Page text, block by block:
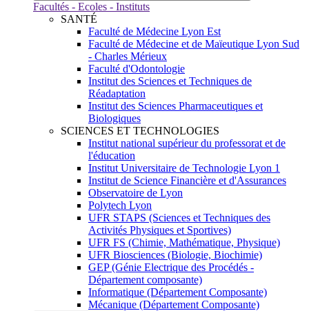
Facultés - Ecoles - Instituts
SANTÉ
Faculté de Médecine Lyon Est
Faculté de Médecine et de Maïeutique Lyon Sud
- Charles Mérieux
Faculté d'Odontologie
Institut des Sciences et Techniques de
Réadaptation
Institut des Sciences Pharmaceutiques et
Biologiques
SCIENCES ET TECHNOLOGIES
Institut national supérieur du professorat et de
l'éducation
Institut Universitaire de Technologie Lyon 1
Institut de Science Financière et d'Assurances
Observatoire de Lyon
Polytech Lyon
UFR STAPS (Sciences et Techniques des
Activités Physiques et Sportives)
UFR FS (Chimie, Mathématique, Physique)
UFR Biosciences (Biologie, Biochimie)
GEP (Génie Electrique des Procédés -
Département composante)
Informatique (Département Composante)
Mécanique (Département Composante)